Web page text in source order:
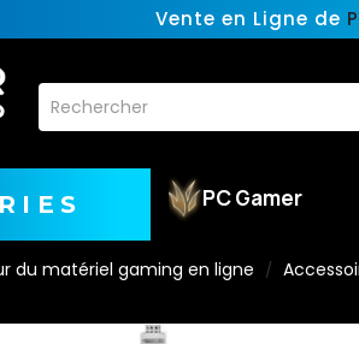
Vente en Ligne de
PC Gamer
du matériel gaming en ligne